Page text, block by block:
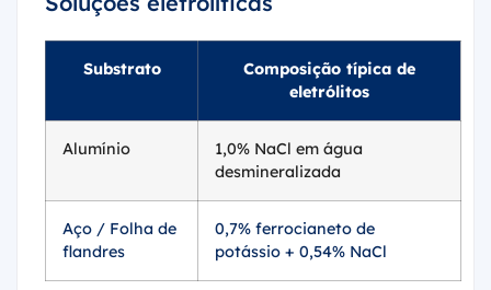
Substrato
Composição típica de
eletrólitos
Alumínio
1,0% NaCl em água
desmineralizada
Aço / Folha de
flandres
0,7% ferrocianeto de
potássio + 0,54% NaCl